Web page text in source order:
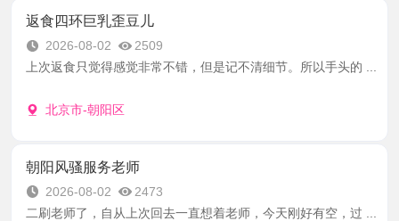
返食四环巨乳歪豆儿
2026-08-02
2509
上次返食只觉得感觉非常不错，但是记不清细节。所以手头的 ...
北京市-朝阳区
朝阳风骚服务老师
2026-08-02
2473
二刷老师了，自从上次回去一直想着老师，今天刚好有空，过 ...